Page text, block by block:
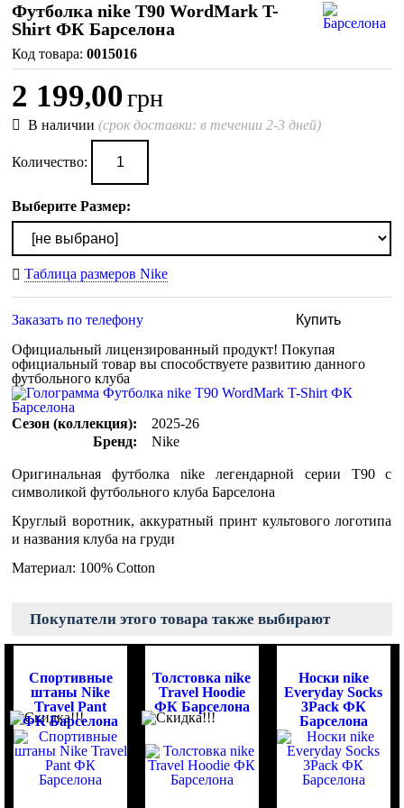
Футболка nike T90 WordMark T-
Shirt ФК Барселона
0015016
2 199,00грн
В наличии(срок доставки: в течении 2-3 дней)
Количество:
Выберите Размер:
Таблица размеров Nike
Заказать по телефону
Купить
Официальный лицензированный продукт!Покупая
официальный товар вы способствуете развитию данного
футбольного клуба
Сезон (коллекция):
2025-26
Бренд:
Nike
Оригинальная футболка nike легендарной серии T90 с
символикой футбольного клуба Барселона
Круглый воротник, аккуратный принт культового логотипа
и названия клуба на груди
Материал: 100% Cotton
Покупатели этого товара также выбирают
Спортивные
штаны Nike
Travel Pant
ФК Барселона
Толстовка nike
Travel Hoodie
ФК Барселона
Носки nike
Everyday Socks
3Pack ФК
Барселона